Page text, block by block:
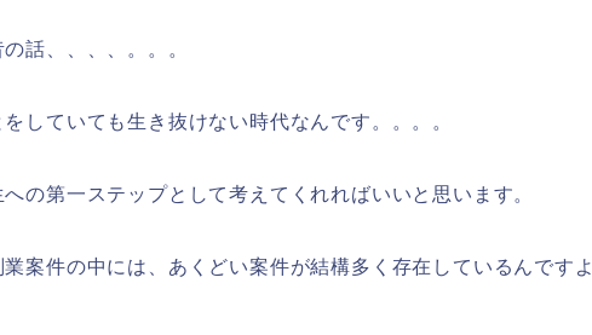
話、、、、。。。
していても生き抜けない時代なんです。。。。
の第一ステップとして考えてくれればいいと思います。
案件の中には、あくどい案件が結構多く存在しているんですよ